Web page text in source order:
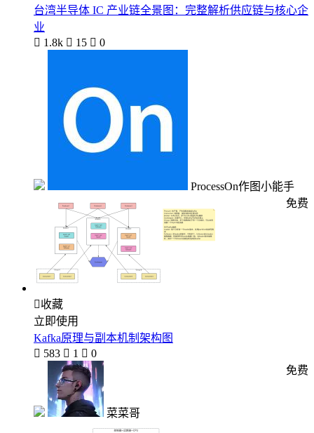
台湾半导体 IC 产业链全景图：完整解析供应链与核心企
业
 1.8k  15  0
ProcessOn作图小能手
免费
收藏
立即使用
Kafka原理与副本机制架构图
 583  1  0
菜菜哥
免费